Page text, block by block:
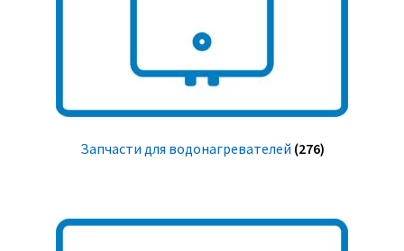
Запчасти для водонагревателей (276)